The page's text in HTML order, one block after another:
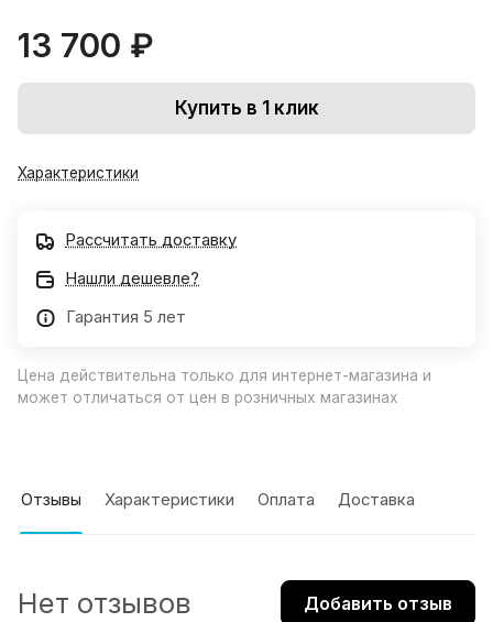
13 700 ₽
Купить в 1 клик
Характеристики
Рассчитать доставку
Нашли дешевле?
Гарантия 5 лет
Цена действительна только для интернет-магазина и
может отличаться от цен в розничных магазинах
Отзывы Характеристики Оплата Доставка
Нет отзывов Добавить отзыв